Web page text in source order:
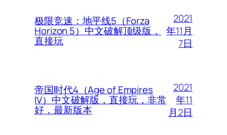
极限竞速：地平线5（Forza
Horizon 5）中文破解顶级版，
直接玩
2021
年11月
7日
帝国时代4（Age of Empires
IV）中文破解版，直接玩，非常
好，最新版本
2021
年11
月2日